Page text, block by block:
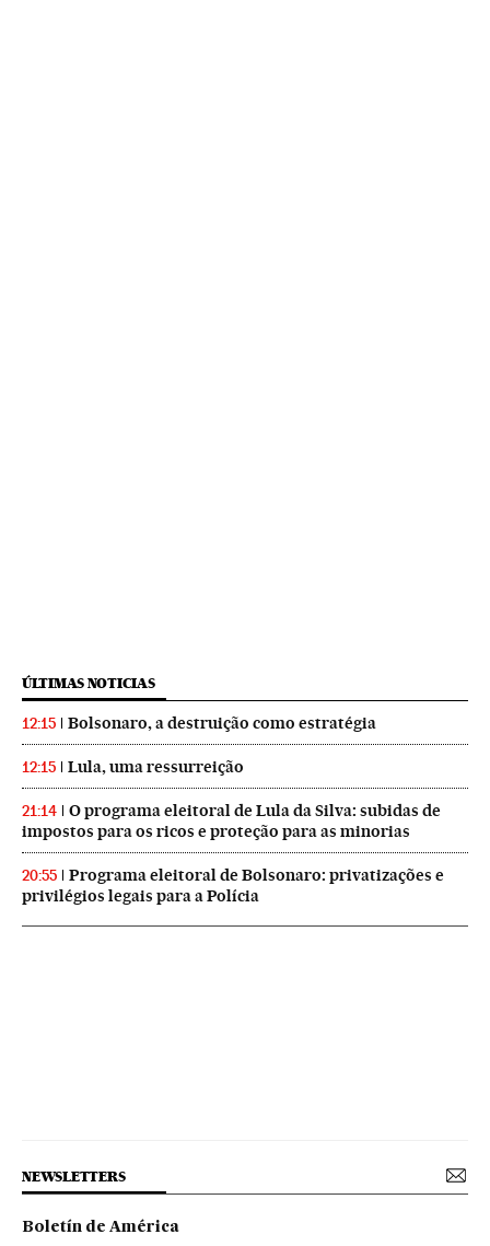
ÚLTIMAS NOTICIAS
12:15 Bolsonaro, a destruição como estratégia
12:15 Lula, uma ressurreição
21:14
O programa eleitoral de Lula da Silva: subidas de
impostos para os ricos e proteção para as minorias
20:55
Programa eleitoral de Bolsonaro: privatizações e
privilégios legais para a Polícia
NEWSLETTERS
Boletín de América